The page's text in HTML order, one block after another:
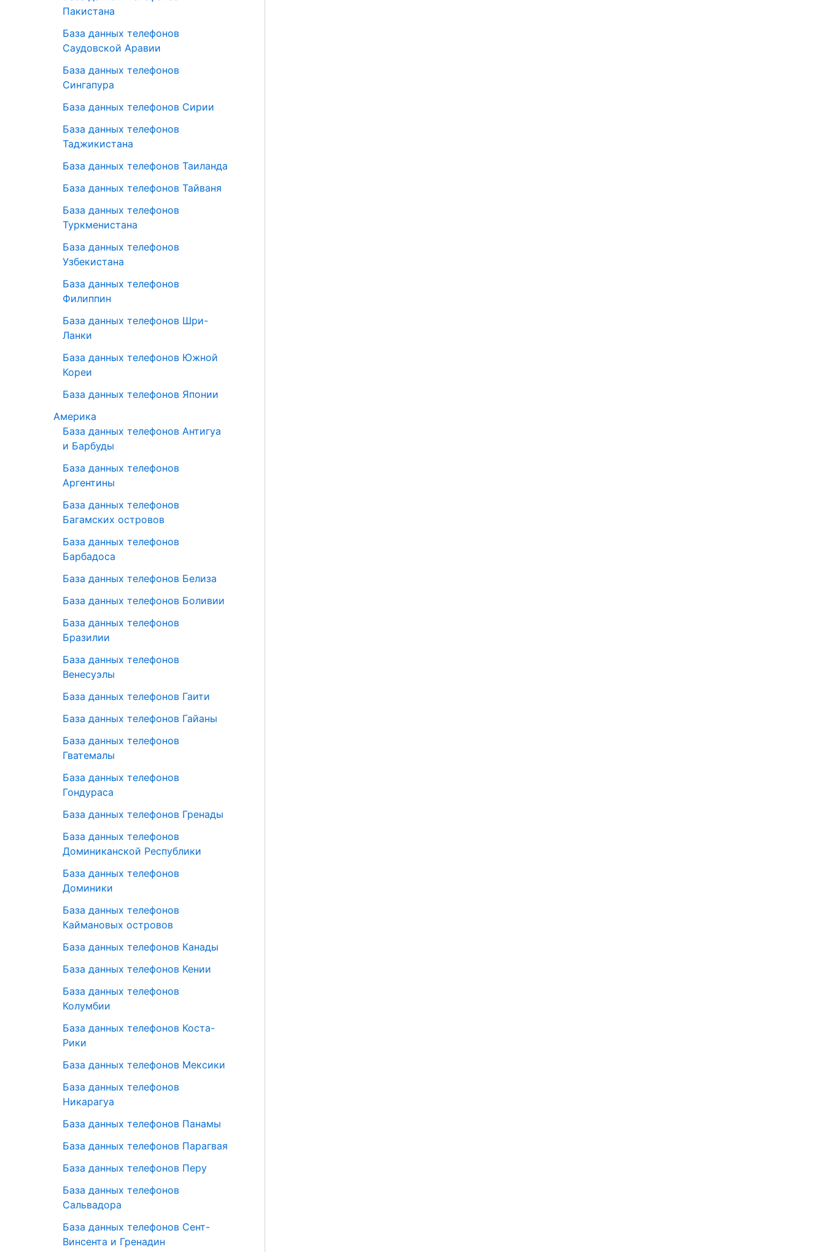
Пакистана
База данных телефонов
Саудовской Аравии
База данных телефонов
Сингапура
База данных телефонов Сирии
База данных телефонов
Таджикистана
База данных телефонов Таиланда
База данных телефонов Тайваня
База данных телефонов
Туркменистана
База данных телефонов
Узбекистана
База данных телефонов
Филиппин
База данных телефонов Шри-
Ланки
База данных телефонов Южной
Кореи
База данных телефонов Японии
Америка
База данных телефонов Антигуа
и Барбуды
База данных телефонов
Аргентины
База данных телефонов
Багамских островов
База данных телефонов
Барбадоса
База данных телефонов Белиза
База данных телефонов Боливии
База данных телефонов
Бразилии
База данных телефонов
Венесуэлы
База данных телефонов Гаити
База данных телефонов Гайаны
База данных телефонов
Гватемалы
База данных телефонов
Гондураса
База данных телефонов Гренады
База данных телефонов
Доминиканской Республики
База данных телефонов
Доминики
База данных телефонов
Каймановых островов
База данных телефонов Канады
База данных телефонов Кении
База данных телефонов
Колумбии
База данных телефонов Коста-
Рики
База данных телефонов Мексики
База данных телефонов
Никарагуа
База данных телефонов Панамы
База данных телефонов Парагвая
База данных телефонов Перу
База данных телефонов
Сальвадора
База данных телефонов Сент-
Винсента и Гренадин